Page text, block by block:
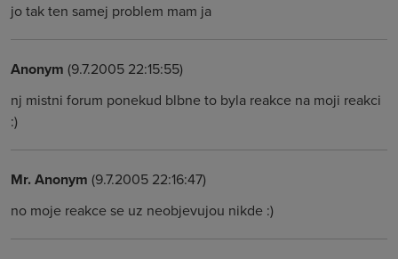
jo tak ten samej problem mam ja
Anonym (9.7.2005 22:15:55)
nj mistni forum ponekud blbne to byla reakce na moji reakci
:)
Mr. Anonym (9.7.2005 22:16:47)
no moje reakce se uz neobjevujou nikde :)